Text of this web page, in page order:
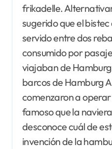
frikadelle.
sugerido que el
servido entre dos
consumido por
viajaban de
barcos de Hamburg
comenzaron a operar
famoso que la
desconoce cuál de
invención de la